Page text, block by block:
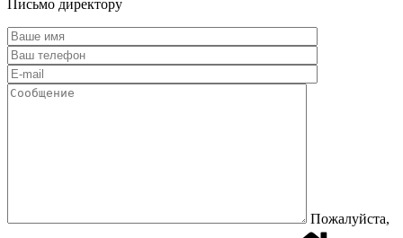
Письмо директору
Пожалуйста,